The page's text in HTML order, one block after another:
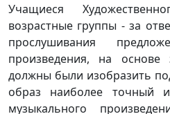
Учащиеся
возрастные группы - за
прослушивания
произведения, на основе
должны были изобразить
образ наиболее точный
музыкального